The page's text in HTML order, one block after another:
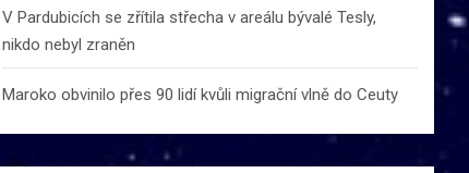
V Pardubicích se zřítila střecha v areálu bývalé Tesly,
nikdo nebyl zraněn
Maroko obvinilo přes 90 lidí kvůli migrační vlně do Ceuty